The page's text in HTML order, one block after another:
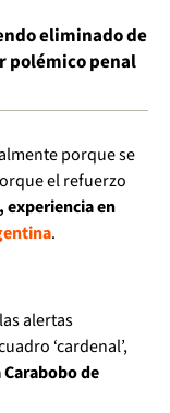
eliminado de
polémico penal
porque se
el refuerzo
en
.
alertas
‘cardenal’,
de